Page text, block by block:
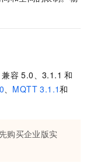
容 5.0、3.1.1 和
、 MQTT 3.1.1和
购买企业版实